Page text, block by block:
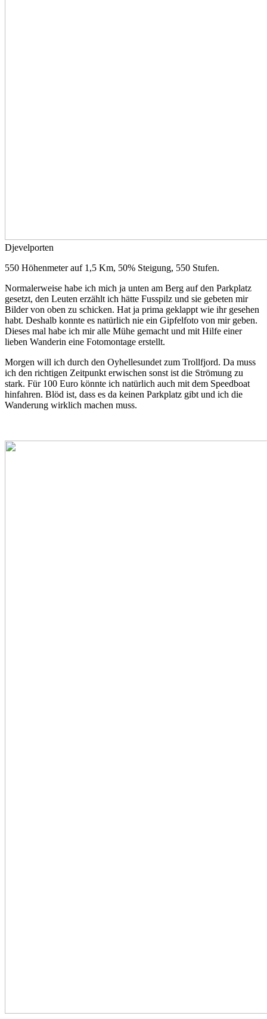
Djevelporten
550 Höhenmeter auf 1,5 Km, 50% Steigung, 550 Stufen.
Normalerweise habe ich mich ja unten am Berg auf den Parkplatz
gesetzt, den Leuten erzählt ich hätte Fusspilz und sie gebeten mir
Bilder von oben zu schicken. Hat ja prima geklappt wie ihr gesehen
habt. Deshalb konnte es natürlich nie ein Gipfelfoto von mir geben.
Dieses mal habe ich mir alle Mühe gemacht und mit Hilfe einer
lieben Wanderin eine Fotomontage erstellt.
Morgen will ich durch den Oyhellesundet zum Trollfjord. Da muss
ich den richtigen Zeitpunkt erwischen sonst ist die Strömung zu
stark. Für 100 Euro könnte ich natürlich auch mit dem Speedboat
hinfahren. Blöd ist, dass es da keinen Parkplatz gibt und ich die
Wanderung wirklich machen muss.